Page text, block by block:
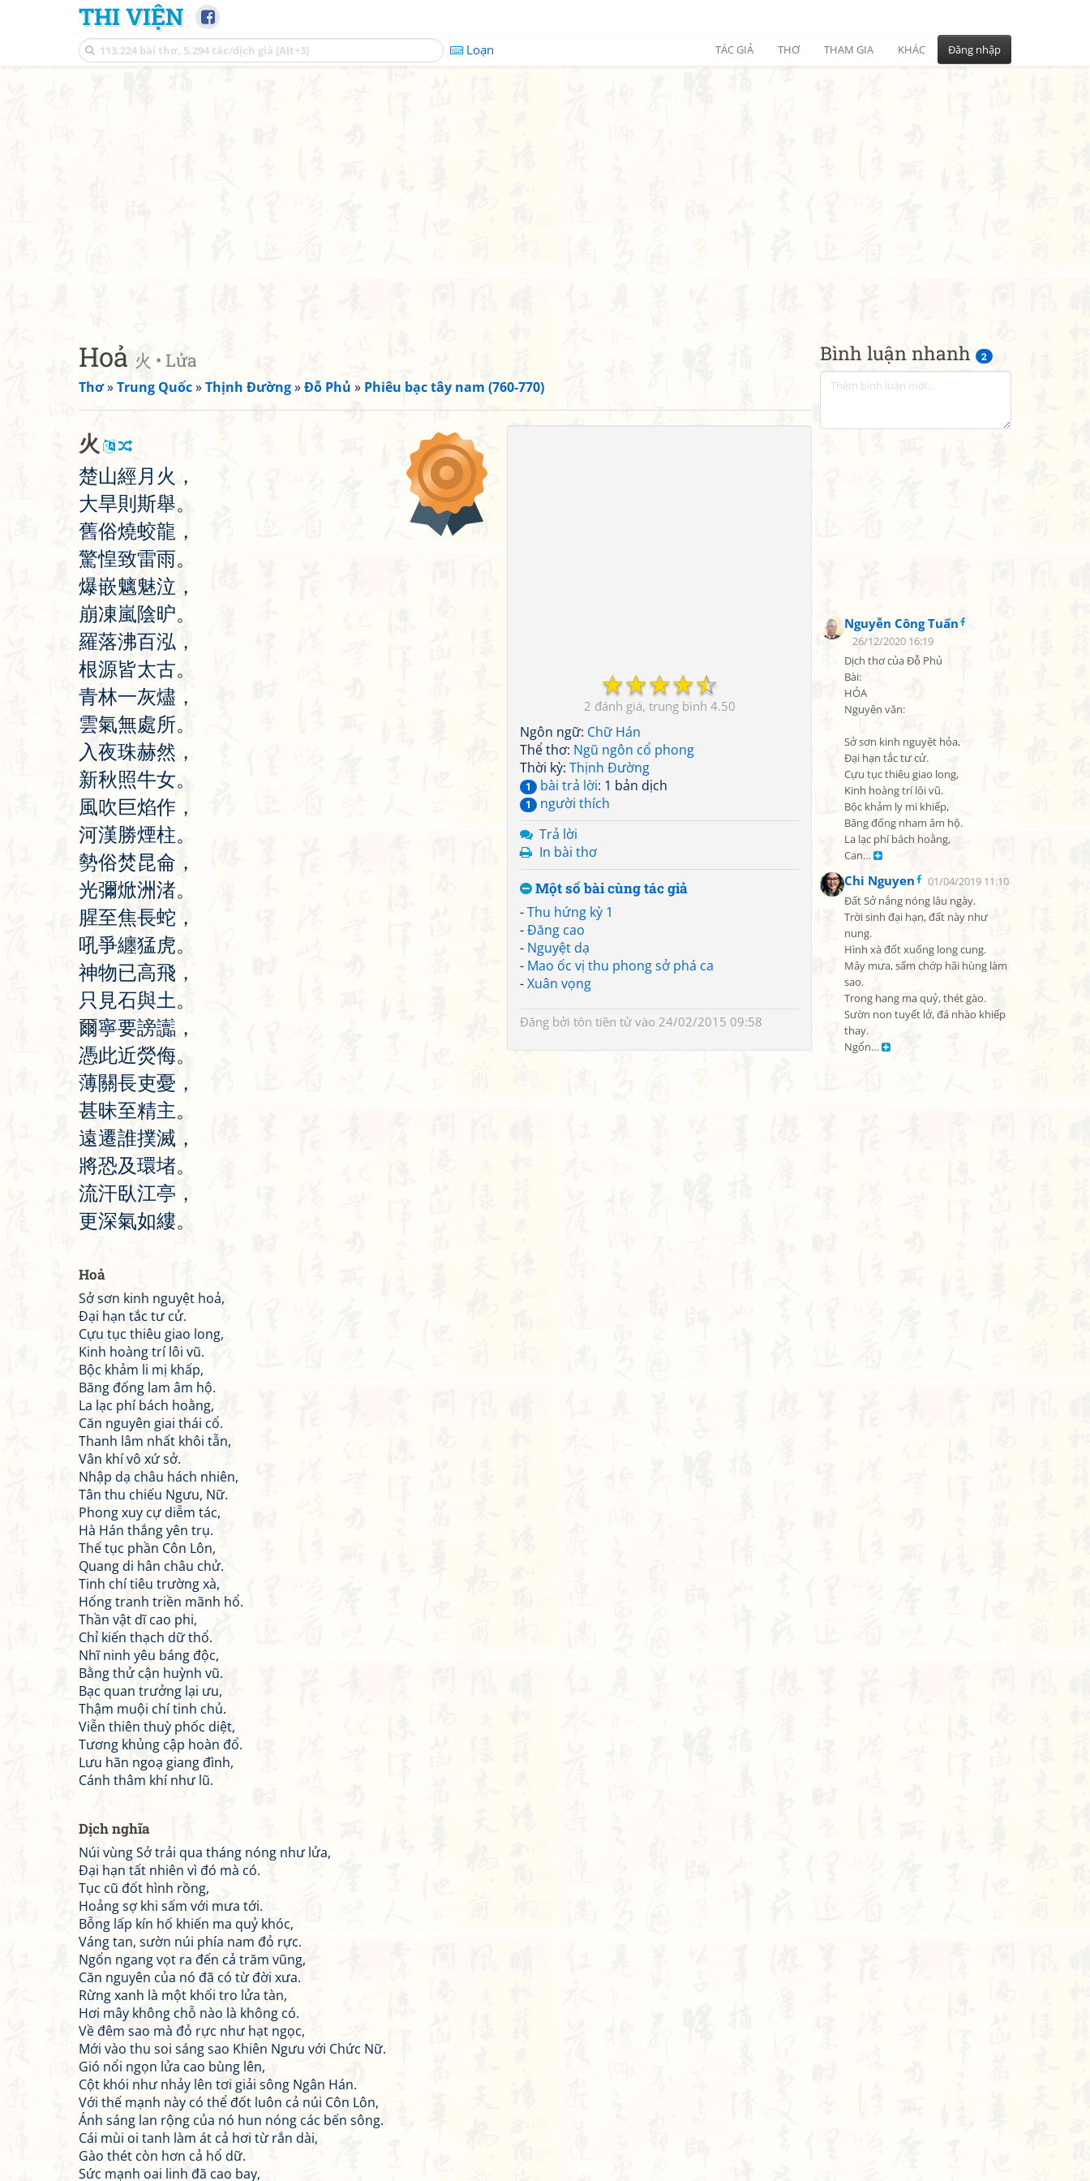
THI VIỆN
Loạn TÁC GIẢ THƠ THAM GIA KHÁC Đăng nhập
Bình luận nhanh 2
Nguyễn Công Tuấn
26/12/2020 16:19
Dịch thơ của Đỗ Phủ
Bài:
HỎA
Nguyên văn:
Sở sơn kinh nguyệt hỏa,
Đại hạn tắc tư cử.
Cựu tục thiêu giao long,
Kinh hoàng trí lôi vũ.
Bộc khảm ly mi khiếp,
Băng đống nham âm hộ.
La lạc phí bách hoằng,
Can…
Chi Nguyen
01/04/2019 11:10
Đất Sở nắng nóng lâu ngày.
Trời sinh đại hạn, đất này như
nung.
Hình xà đốt xuống long cung.
Mây mưa, sấm chớp hãi hùng làm
sao.
Trong hang ma quỷ, thét gào.
Sườn non tuyết lở, đá nhào khiếp
thay.
Ngổn…
Hoả 火 • Lửa
Thơ»Trung Quốc»Thịnh Đường»Đỗ Phủ » Phiêu bạc tây nam (760-770)
☆
☆
☆
☆
☆
2 4.50
Ngôn ngữ: Chữ Hán
Thể thơ: Ngũ ngôn cổ phong
Thời kỳ: Thịnh Đường
1 bài trả lời: 1 bản dịch
1
người thích
Trả lời
In bài thơ
Một số bài cùng tác giả
-Thu hứng kỳ 1
-Đăng cao
- Nguyệt dạ
- Mao ốc vị thu phong sở phá ca
-Xuân vọng
Đăng bởi tôn tiền tửvào 24/02/2015 09:58
火
楚山經月 火 ，
大旱則 斯舉。
舊俗燒蛟龍 ，
驚惶致雷雨。
爆嵌魑魅泣 ，
崩凍嵐陰昈。
羅落沸百泓 ，
根源皆太古。
青林一灰燼 ，
雲氣無處所。
入夜珠赫然 ，
新秋照牛女。
風吹 巨焰作 ，
河漢勝煙柱。
勢俗焚昆侖 ，
光彌焮洲渚。
腥至焦長蛇 ，
吼爭纏猛虎。
神物已高飛 ，
只 見石與土。
爾寧要謗讟 ，
憑此近熒侮。
薄關長吏憂 ，
甚昧至精主。
遠遷誰撲滅 ，
將恐及環堵。
流汗臥江亭 ，
更深氣如縷。
Hoả
Sở sơn kinh nguyệt hoả,
Đại hạn tắc tư cử.
Cựu tục thiêu giao long,
Kinh hoàng trí lôi vũ.
Bộc khảm li mị khấp,
Băng đống lam âm hộ.
La lạc phí bách hoằng,
Căn nguyên giai thái cổ.
Thanh lâm nhất khôi tẫn,
Vân khí vô xứ sở.
Nhập dạ châu hách nhiên,
Tân thu chiếu Ngưu, Nữ.
Phong xuy cự diễm tác,
Hà Hán thắng yên trụ.
Thế tục phần Côn Lôn,
Quang di hân châu chử.
Tinh chí tiêu trường xà,
Hống tranh triền mãnh hổ.
Thần vật dĩ cao phi,
Chỉ kiến thạch dữ thổ.
Nhĩ ninh yêu báng độc,
Bằng thử cận huỳnh vũ.
Bạc quan trưởng lại ưu,
Thậm muội chí tinh chủ.
Viễn thiên thuỳ phốc diệt,
Tương khủng cập hoàn đổ.
Lưu hãn ngoạ giang đình,
Cánh thâm khí như lũ.
Dịch nghĩa
Núi vùng Sở trải qua tháng nóng như lửa,
Đại hạn tất nhiên vì đó mà có.
Tục cũ đốt hình rồng,
Hoảng sợ khi sấm với mưa tới.
Bỗng lấp kín hố khiến ma quỷ khóc,
Váng tan, sườn núi phía nam đỏ rực.
Ngổn ngang vọt ra đến cả trăm vũng,
Căn nguyên của nó đã có từ đời xưa.
Rừng xanh là một khối tro lửa tàn,
Hơi mây không chỗ nào là không có.
Về đêm sao mà đỏ rực như hạt ngọc,
Mới vào thu soi sáng sao Khiên Ngưu với Chức Nữ.
Gió nổi ngọn lửa cao bùng lên,
Cột khói như nhảy lên tơi giải sông Ngân Hán.
Với thế mạnh này có thể đốt luôn cả núi Côn Lôn,
Ánh sáng lan rộng của nó hun nóng các bến sông.
Cái mùi oi tanh làm át cả hơi từ rắn dài,
Gào thét còn hơn cả hổ dữ.
Sức mạnh oai linh đã cao bay,